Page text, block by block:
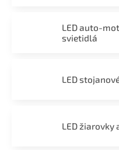
LED auto-
svietidlá
LED
LED žiarovky